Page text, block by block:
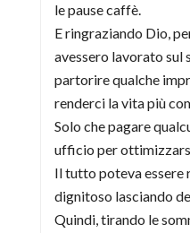
le pause caffè.
E ringraziando Dio,
avessero lavorato
partorire qualche
renderci la vita più
Solo che pagare
ufficio per
Il tutto poteva essere
dignitoso lasciando
Quindi, tirando le